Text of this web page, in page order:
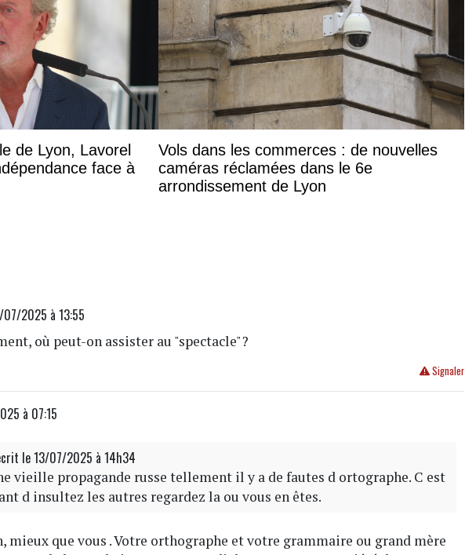
de Lyon, Lavorel
face à
Vols dans les commerces : de nouvelles
caméras réclamées dans le 6e
arrondissement de Lyon
2025 à 13:55
où peut-on assister au "spectacle"?
Signaler
à 07:15
le 13/07/2025 à 14h34
vieille propagande russe tellement il y a de fautes d ortographe. C est
d insultez les autres regardez la ou vous en êtes.
mieux que vous . Votre orthographe et votre grammaire ou grand mère